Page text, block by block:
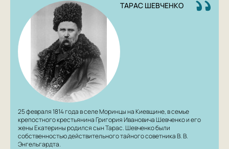
ТАРАС ШЕВЧЕНКО
25 февраля 1814 года в селе Моринцы на Киевщине, в семье
крепостного крестьянина Григория Ивановича Шевченко и его
жены Екатерины родился сын Тарас. Шевченко были
собственностью действительного тайного советника В. В.
Энгельгардта.